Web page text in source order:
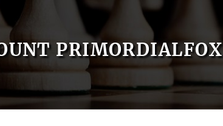
PRIMORDIALFOX